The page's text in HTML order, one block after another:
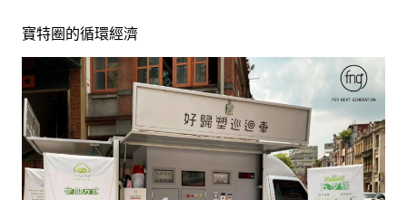
寶特圈的循環經濟